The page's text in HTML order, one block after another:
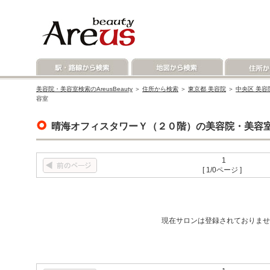
美容院・美容室検索のAreusBeauty ＞ 住所から検索 ＞ 東京都 美容院 ＞ 中央区 美容
容室
晴海オフィスタワーＹ（２０階）の美容院・美容
1
[ 1/0ページ ]
現在サロンは登録されておりま